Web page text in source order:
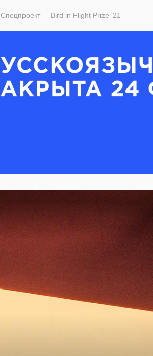
Спецпроект Bird in Flight Prize ‘21